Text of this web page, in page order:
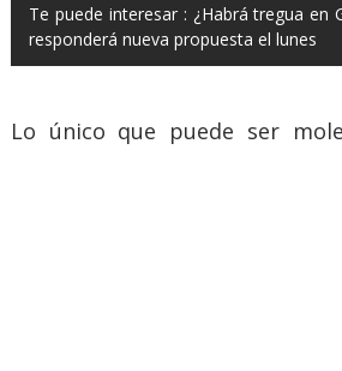
Te puede interesar : ¿Habrá tregua en
responderá nueva propuesta el lunes
Lo único que puede ser